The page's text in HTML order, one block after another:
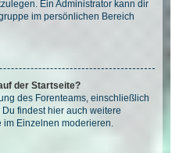
Ein Administrator kann dir
im persönlichen Bereich
der Startseite?
des Forenteams, einschließlich
findest hier auch weitere
im Einzelnen moderieren.